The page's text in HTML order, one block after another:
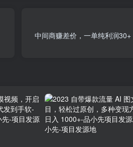
中间商赚差价，一单纯利润